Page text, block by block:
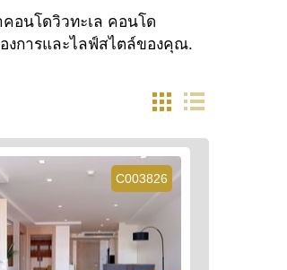
อนโดวิวทะเล คอนโด
งการและไลฟ์สไตล์ของคุณ.
C003826